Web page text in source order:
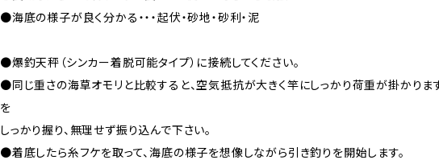
●海底の様子が良く分かる・・・起伏・砂地・砂利・泥
●爆釣天秤（シンカー着脱可能タイプ）に接続してください。
●同じ重さの海草オモリと比較すると、空気抵抗が大きく竿にしっかり荷重が掛かりま
を
しっかり握り、無理せず振り込んで下さい。
●着底したら糸フケを取って、海底の様子を想像しながら引き釣りを開始します。